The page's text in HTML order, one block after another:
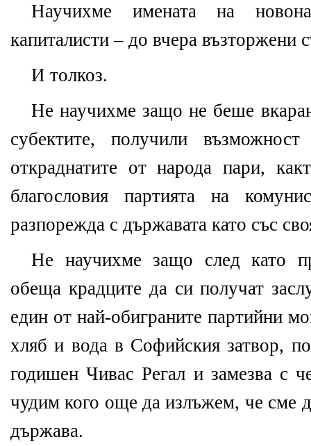
Научихме имената на
капиталисти – до вчера възторжени
И толкоз.
Не научихме защо не беше
субектите, получили
откраднатите от народа пари,
благословия партията на
разпорежда с държавата като със
Не научихме защо след като
обеща крадците да си получат
един от най-обиграните партийни
хляб и вода в Софийския затвор,
годишен Чивас Регал и замезва с
чудим кого още да излъжем, че сме
държава.